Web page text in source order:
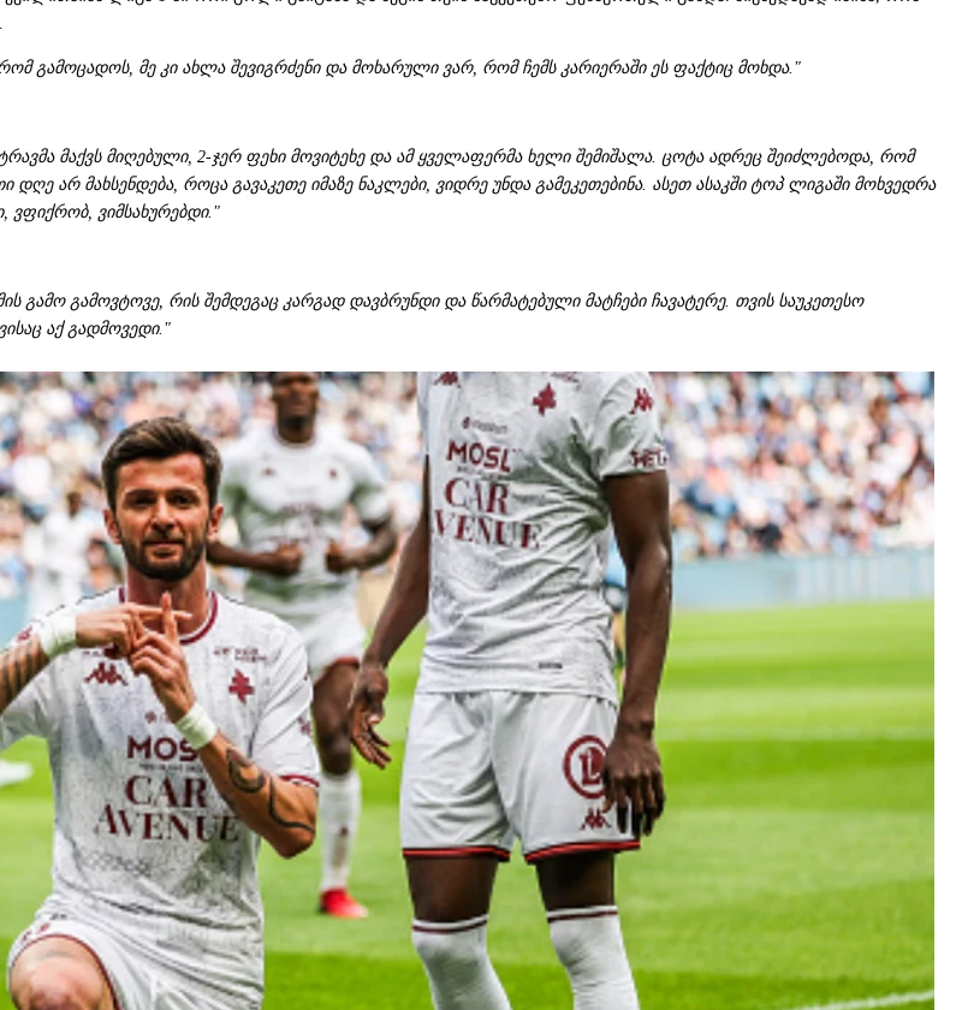
გამოცადოს, მე კი ახლა შევიგრძენი და მოხარული ვარ, რომ ჩემს კარიერაში ეს ფაქტიც მოხდა."
მაქვს მიღებული, 2-ჯერ ფეხი მოვიტეხე და ამ ყველაფერმა ხელი შემიშალა. ცოტა ადრეც შეიძლებოდა, რომ
არ მახსენდება, როცა გავაკეთე იმაზე ნაკლები, ვიდრე უნდა გამეკეთებინა. ასეთ ასაკში ტოპ ლიგაში მოხვედრა
ვფიქრობ, ვიმსახურებდი."
გამო გამოვტოვე, რის შემდეგაც კარგად დავბრუნდი და წარმატებული მატჩები ჩავატერე. თვის საუკეთესო
აქ გადმოვედი."